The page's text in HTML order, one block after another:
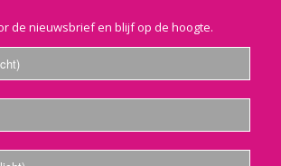
de nieuwsbrief en blijf op de hoogte.